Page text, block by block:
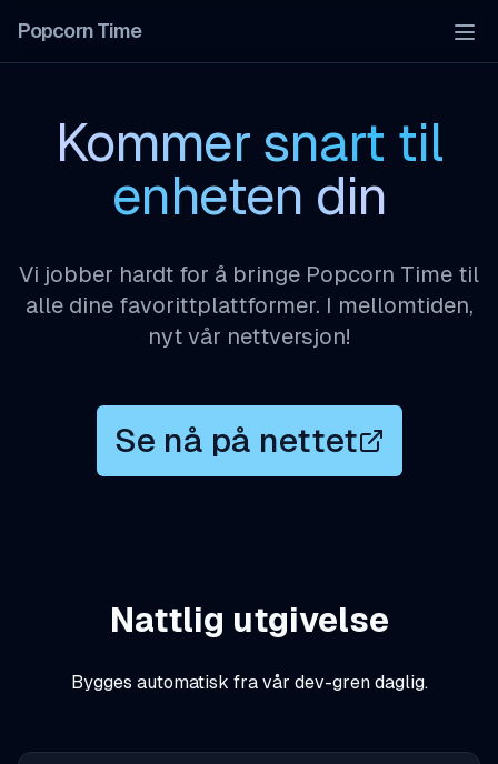
Popcorn Time
Kommer snart til
enheten din
Vi jobber hardt for å bringe Popcorn Time til
alle dine favorittplattformer. I mellomtiden,
nyt vår nettversjon!
Se nå på nettet
Nattlig utgivelse
Bygges automatisk fra vår dev-gren daglig.